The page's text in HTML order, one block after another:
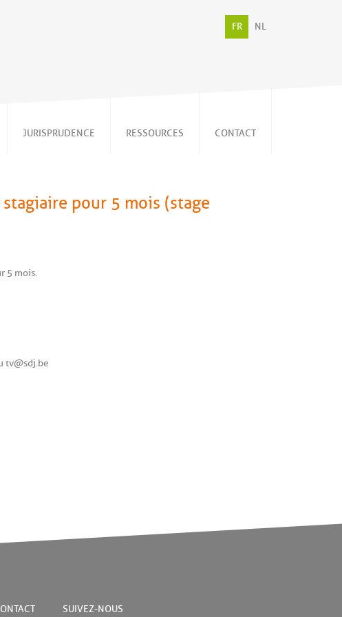
FR NL
JURISPRUDENCE RESSOURCES
presse
Publications
CONTACT
pour 5 mois (stage
5 mois.
tv@sdj.be
SUIVEZ-NOUS